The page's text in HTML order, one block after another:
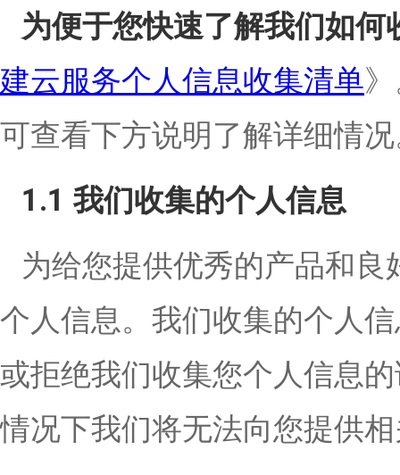
为便于您快速了解我们如
建云服务个人信息收集清单
可查看下方说明了解详细情
1.1 我们收集的个人信息
为给您提供优秀的产品和
个人信息。我们收集的个人
或拒绝我们收集您个人信息
情况下我们将无法向您提供